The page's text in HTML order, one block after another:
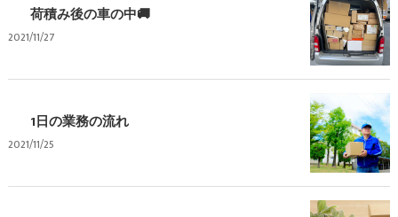
荷積み後の車の中🚚
2021/11/27
1日の業務の流れ
2021/11/25